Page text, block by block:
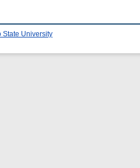
State University